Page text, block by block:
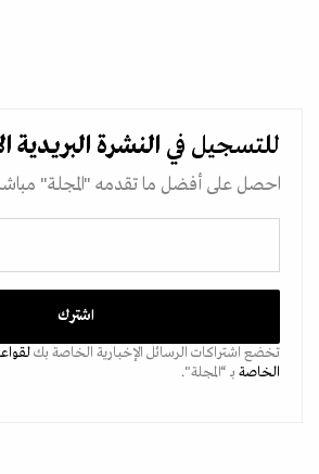
للتسجيل في النشرة البريدية
احصل على أفضل ما تقدمه "المجلة"
تخضع اشتراكات الرسائل الإخبارية الخاصة بك
الخاصة بـ “المجلة".